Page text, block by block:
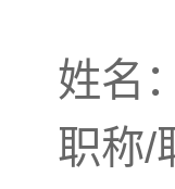
姓名
职称/